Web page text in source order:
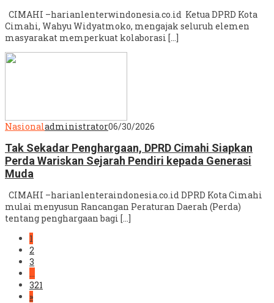
CIMAHI –harianlenterwindonesia.co.id Ketua DPRD Kota
Cimahi, Wahyu Widyatmoko, mengajak seluruh elemen
masyarakat memperkuat kolaborasi […]
Nasionaladministrator06/30/2026
Tak Sekadar Penghargaan, DPRD Cimahi Siapkan
Perda Wariskan Sejarah Pendiri kepada Generasi
Muda
CIMAHI –harianlenteraindonesia.co.id DPRD Kota Cimahi
mulai menyusun Rancangan Peraturan Daerah (Perda)
tentang penghargaan bagi […]
1
2
3
…
321
»